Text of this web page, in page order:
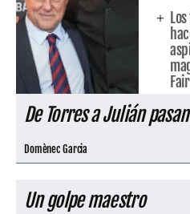
De Torres a Julián
Domènec Garcia
Un golpe maestro